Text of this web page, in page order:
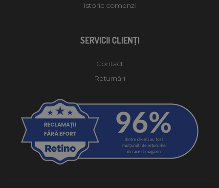
Istoric comenzi
SERVICII CLIENŢI
Contact
Returnări